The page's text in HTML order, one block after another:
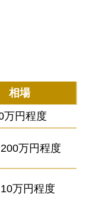
相場
万円程度
万円程度
万円程度